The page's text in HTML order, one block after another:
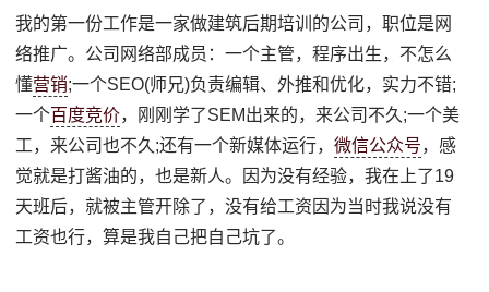
我的第一份工作是一家做建筑后期培训的公司，职位是网
络推广。公司网络部成员：一个主管，程序出生，不怎么
懂营销;一个SEO(师兄)负责编辑、外推和优化，实力不错;
一个百度竞价，刚刚学了SEM出来的，来公司不久;一个美
工，来公司也不久;还有一个新媒体运行，微信公众号，感
觉就是打酱油的，也是新人。因为没有经验，我在上了19
天班后，就被主管开除了，没有给工资因为当时我说没有
工资也行，算是我自己把自己坑了。